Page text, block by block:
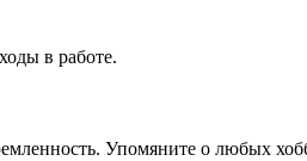
в работе.
Упомяните о любых